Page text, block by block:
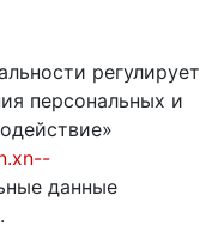
регулирует
персональных и
данные